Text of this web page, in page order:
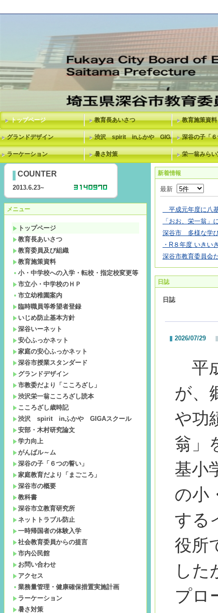
トップページ 教育長あいさつ 教育施策資料
グランドデザイン 渋沢 spirit inふかや GIGAスクール
深谷の子「
ラーケーション 暑さ対策 栄一翁みら
COUNTER
2013.6.23~
メニュー
トップページ
教育長あいさつ
教育委員及び組織
教育施策資料
小・中学校への入学・転校・指定校変更等
市立小・中学校のＨＰ
市立幼稚園案内
臨時職員等希望者登録
いじめ防止基本方針
深谷いーネット
安心ふっかネット
家庭の安心ふっかネット
深谷市授業スタンダード
グランドデザイン
市教委だより「こころざし」
渋沢栄一翁こころざし読本
こころざし歳時記
渋沢 spirit inふかや GIGAスクール
安部・木村研究論文
学力向上
がんばル～ム
深谷の子「６つの誓い」
家庭教育だより「まごころ」
深谷市の概要
教科書
深谷市立教育研究所
ネットトラブル防止
一時帰国者の体験入学
社会教育委員からの提言
市内公民館
お問い合わせ
アクセス
業務量管理・健康確保措置実施計画
ラーケーション
暑さ対策
新着情報
最新
平成元年度に八
「おお、栄一翁」
深谷市 多様な学
・R８年度 いき
深谷市教育委員会
日誌
日誌
2026/07/29
平
が、
や功
翁」
基小
の小
する
役所
した
プロ